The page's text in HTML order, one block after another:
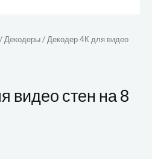
/Декодеры/ Декодер 4К для видео
видео стен на 8